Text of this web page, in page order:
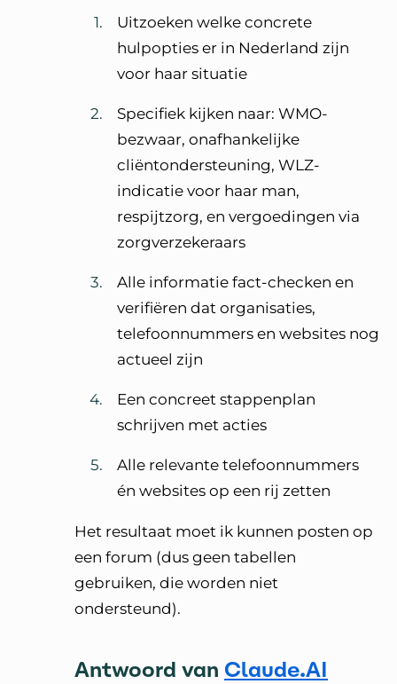
Uitzoeken welke concrete
hulpopties er in Nederland zijn
voor haar situatie
Specifiek kijken naar: WMO-
bezwaar, onafhankelijke
cliëntondersteuning, WLZ-
indicatie voor haar man,
respijtzorg, en vergoedingen via
zorgverzekeraars
Alle informatie fact-checken en
verifiëren dat organisaties,
telefoonnummers en websites nog
actueel zijn
Een concreet stappenplan
schrijven met acties
Alle relevante telefoonnummers
én websites op een rij zetten
Het resultaat moet ik kunnen posten op
een forum (dus geen tabellen
gebruiken, die worden niet
ondersteund).
Antwoord van Claude.AI